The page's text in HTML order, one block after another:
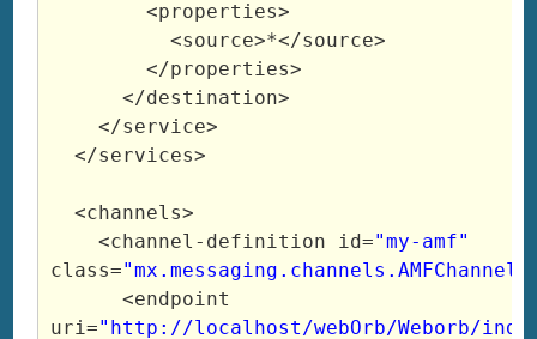
<properties>
<source>*</source>
</properties>
</destination>
</service>
</services>
<channels>
<channel -definition id="my-amf"
class="mx.messaging.channels.AMFChannel"
<endpoint
uri="http://localhost/webOrb/Weborb/